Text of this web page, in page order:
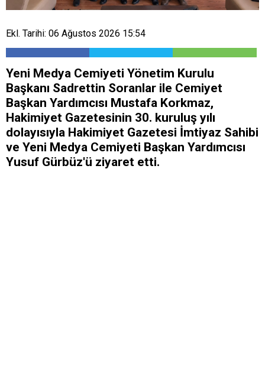
Ekl. Tarihi: 06 Ağustos 2026 15:54
Yeni Medya Cemiyeti Yönetim Kurulu
Başkanı Sadrettin Soranlar ile Cemiyet
Başkan Yardımcısı Mustafa Korkmaz,
Hakimiyet Gazetesinin 30. kuruluş yılı
dolayısıyla Hakimiyet Gazetesi İmtiyaz Sahibi
ve Yeni Medya Cemiyeti Başkan Yardımcısı
Yusuf Gürbüz'ü ziyaret etti.